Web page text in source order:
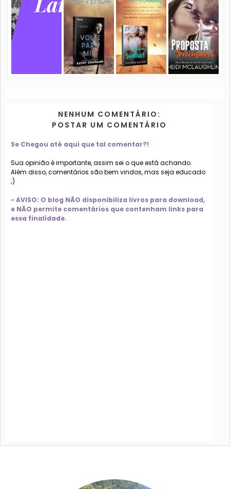
NENHUM COMENTÁRIO:
POSTAR UM COMENTÁRIO
Se Chegou até aqui que tal comentar?!
Sua opinião é importante, assim sei o que está achando.
Além disso, comentários são bem vindos, mas seja educado
;)
- AVISO: O blog NÃO disponibiliza livros para download,
e NÃO permite comentários que contenham links para
essa finalidade.